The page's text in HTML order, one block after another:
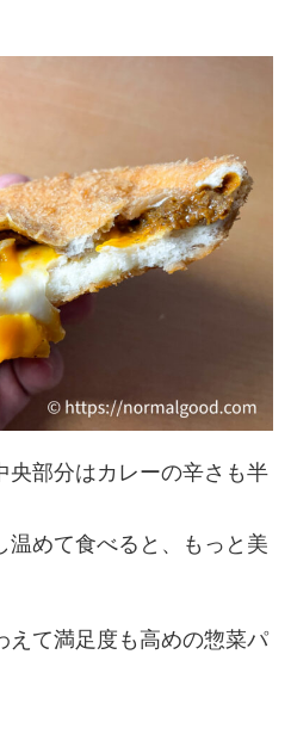
央部分はカレーの辛さも半
温めて食べると、もっと美
えて満足度も高めの惣菜パ